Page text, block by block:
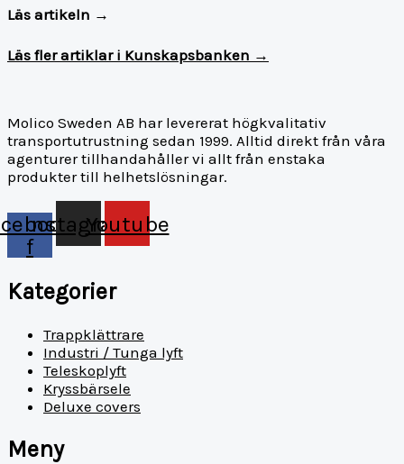
Läs artikeln →
Läs fler artiklar i Kunskapsbanken →
Molico Sweden AB har levererat högkvalitativ
transportutrustning sedan 1999. Alltid direkt från våra
agenturer tillhandahåller vi allt från enstaka
produkter till helhetslösningar.
f
Instagram
Youtube
Kategorier
Trappklättrare
Industri / Tunga lyft
Teleskoplyft
Kryssbärsele
Deluxe covers
Meny